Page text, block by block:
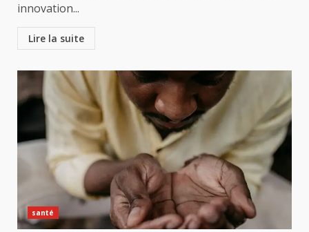
innovation...
Lire la suite
santé